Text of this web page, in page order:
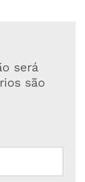
será
são